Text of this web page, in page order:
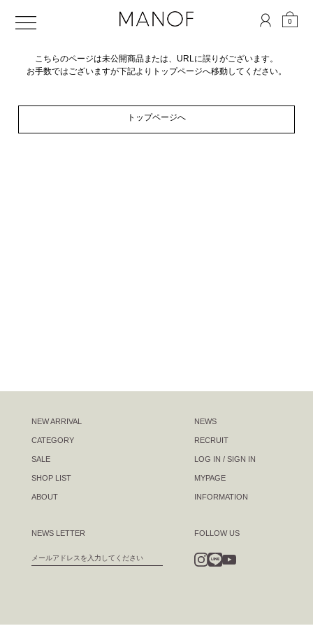
0
こちらのページは未公開商品または、URLに誤りがございます。
お手数ではございますが下記よりトップページへ移動してください。
トップページへ
NEW ARRIVAL
CATEGORY
SALE
SHOP LIST
ABOUT
NEWS LETTER
NEWS
RECRUIT
LOG IN / SIGN IN
MYPAGE
INFORMATION
FOLLOW US